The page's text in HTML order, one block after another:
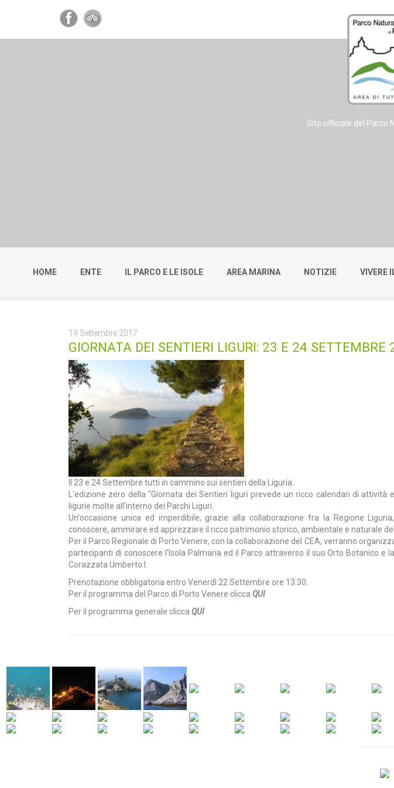
Sito ufficiale del Parco
HOME ENTE IL PARCO E LE ISOLE AREA MARINA NOTIZIE VIVERE
19 Settembre 2017
GIORNATA DEI SENTIERI LIGURI: 23 E 24 SETTEMBRE
Il 23 e 24 Settembre tutti in cammino sui sentieri della Liguria.
L'edizione zero della "Giornata dei Sentieri liguri prevede un ricco calendari di
ligurie molte all'interno dei Parchi Liguri.
Un'occasione unica ed imperdibile, grazie alla collaborazione fra la Regione
conoscere, ammirare ed apprezzare il ricco patrimonio storico, ambientale e naturale
Per il Parco Regionale di Porto Venere, con la collaborazione del CEA, verranno
partecipanti di conoscere l'Isola Palmaria ed il Parco attraverso il suo Orto Botanico e
Corazzata Umberto I.
Prenotazione obbligatoria entro Venerdì 22 Settembre ore 13:30.
Per il programma del Parco di Porto Venere clicca
Per il programma generale clicca QUI